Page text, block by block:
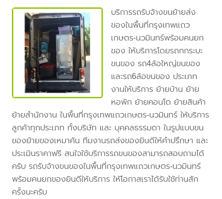
บริการรถรับจ้างขนย้ายส่ง
ของในพื้นที่กรุงเทพแถว
เกษตร-นวมินทร์พร้อมคนยก
ของ ให้บริการโดยรถกกระบะ
ขนของ รถ4ล้อใหญ่ขนของ
และรถ6ล้อขนของ ประเภท
งานให้บริการ ย้ายบ้าน ย้าย
หอพัก ย้ายคอนโด ย้ายสินค้า
ย้ายสำนักงาน ในพื้นที่กรุงเทพแถวเกษตร-นวมินทร์ ให้บริการ
ลูกค้าทุกประเภท ทั้งบริษัท และ บุคคลธรรมดา ในรูปแบบขน
ของย้ายของเหมาคัน ทีมงานรถส่งของยินดีให้คำปรึกษา และ
ประเมินราคาฟรี สนใจใช้บริการรถขนของสามารถสอบถามได้
ครับ รถรับจ้างขนของในพื้นที่กรุงเทพแถวเกษตร-นวมินทร์
พร้อมคนยกของยินดีให้บริการ ให้โอกาสเราได้รับใช้ท่านสัก
ครั้งนะครับ